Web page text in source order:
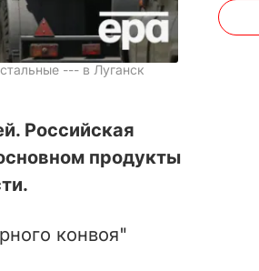
--- в Луганск
Российская
продукты
конвоя"